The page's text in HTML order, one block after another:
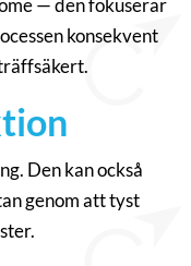
— den fokuserar
konsekvent
Den kan också
genom att tyst